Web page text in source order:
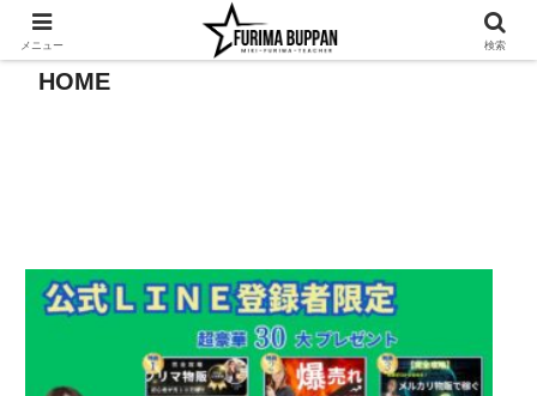
HOME
メニュー 検索